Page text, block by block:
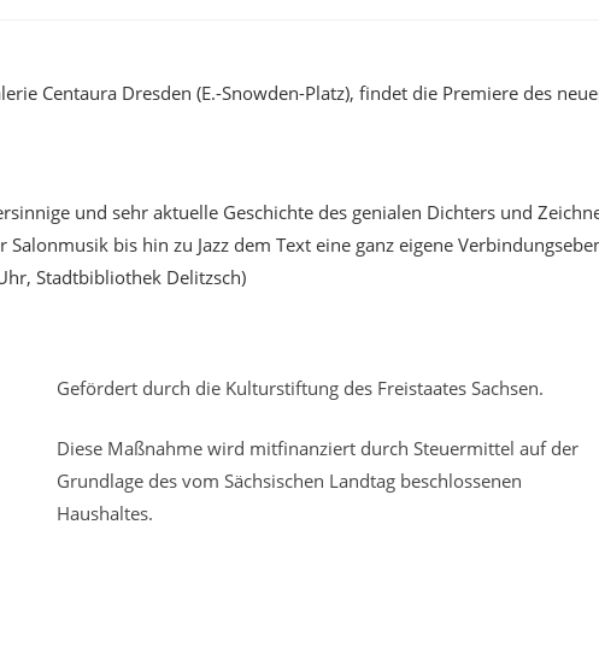
Centaura Dresden (E.-Snowden-Platz), findet die Premiere des
und sehr aktuelle Geschichte des genialen Dichters und
bis hin zu Jazz dem Text eine ganz eigene
Stadtbibliothek Delitzsch)
Gefördert durch die Kulturstiftung des Freistaates Sachsen.
Diese Maßnahme wird mitfinanziert durch Steuermittel auf der
Grundlage des vom Sächsischen Landtag beschlossenen
Haushaltes.